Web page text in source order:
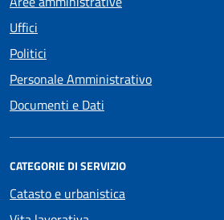
Uffici
Politici
Personale Amministrativo
Documenti e Dati
CATEGORIE DI SERVIZIO
Catasto e urbanistica